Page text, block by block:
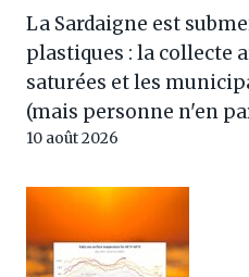
La Sardaigne est
plastiques : la collecte
saturées et les
(mais personne n'en
10 août 2026